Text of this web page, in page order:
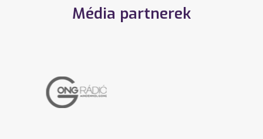
Média partnerek